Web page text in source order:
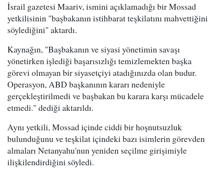
İsrail gazetesi Maariv, ismini açıklamadığı bir Mossad
yetkilisinin "başbakanın istihbarat teşkilatını mahvettiğini
söylediğini" aktardı.
Kaynağın, "Başbakanın ve siyasi yönetimin savaşı
yönetirken işlediği başarısızlığı temizlemekten başka
görevi olmayan bir siyasetçiyi atadığınızda olan budur.
Operasyon, ABD başkanının kararı nedeniyle
gerçekleştirilmedi ve başbakan bu karara karşı mücadele
etmedi." dediği aktarıldı.
Aynı yetkili, Mossad içinde ciddi bir hoşnutsuzluk
bulunduğunu ve teşkilat içindeki bazı isimlerin görevden
almaları Netanyahu'nun yeniden seçilme girişimiyle
ilişkilendirdiğini söyledi.